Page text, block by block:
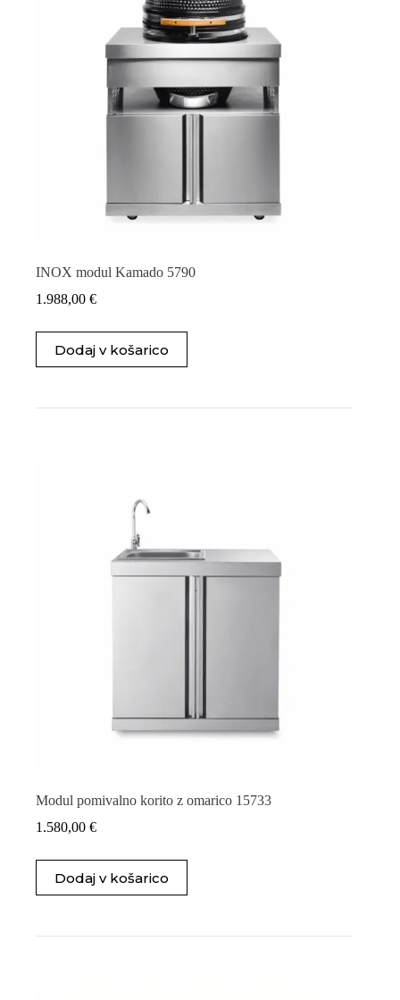
INOX modul Kamado 5790
1.988,00 €
Dodaj v košarico
Modul pomivalno korito z omarico 15733
1.580,00 €
Dodaj v košarico